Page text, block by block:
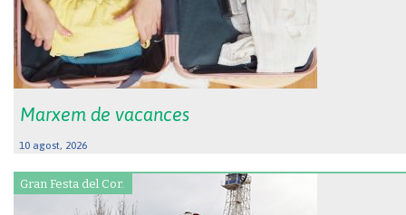
Marxem de vacances
10 agost, 2026
Gran Festa del Cor.